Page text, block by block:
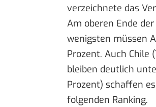
verzeichnete das
Am oberen Ende
wenigsten müssen
Prozent. Auch Chile
bleiben deutlich
Prozent) schaffen
folgenden Ranking.